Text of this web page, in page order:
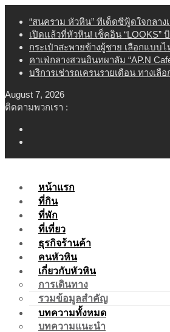
content
“สนคราม หัวหิน” ทีเด็ดซีฟู้ดใจกลา
เปิดแล้วที่หัวหิน! เช็คอิน
กระเป๋าสะพายข้างผู้ชาย เลือกแบบ
คาเฟ่กลางสวนอินทผาลัม “AP.N
บริการเช่ารถเครนรายเดือน ทางเลื
August 7, 2026
ติดตามพวกเรา :
หน้าแรก
ที่กิน
ที่พัก
ที่เที่ยว
ธุรกิจร้านค้า
คนหัวหิน
เกี่ยวกับหัวหิน
การเดินทาง
รวมข้อมูลสำคัญ
บทความทั้งหมด
บทความแนะนำ